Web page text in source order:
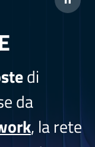
di
da
, la rete